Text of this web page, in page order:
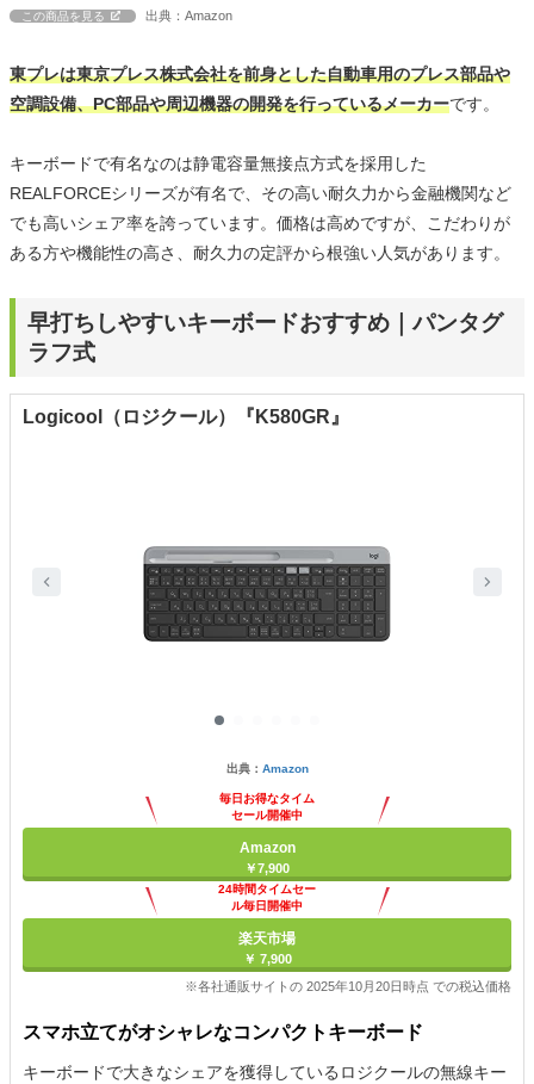
この商品を見る 出典：Amazon
東プレは東京プレス株式会社を前身とした自動車用のプレス部品や
空調設備、PC部品や周辺機器の開発を行っているメーカーです。
キーボードで有名なのは静電容量無接点方式を採用した
REALFORCEシリーズが有名で、その高い耐久力から金融機関など
でも高いシェア率を誇っています。価格は高めですが、こだわりが
ある方や機能性の高さ、耐久力の定評から根強い人気があります。
早打ちしやすいキーボードおすすめ｜パンタグ
ラフ式
Logicool（ロジクール）『K580GR』
出典： Amazon
毎日お得なタイム
セール開催中
Amazon
￥7,900
24時間タイムセー
ル毎日開催中
楽天市場
￥ 7,900
※各社通販サイトの 2025年10月20日時点 での税込価格
スマホ立てがオシャレなコンパクトキーボード
キーボードで大きなシェアを獲得しているロジクールの無線キー